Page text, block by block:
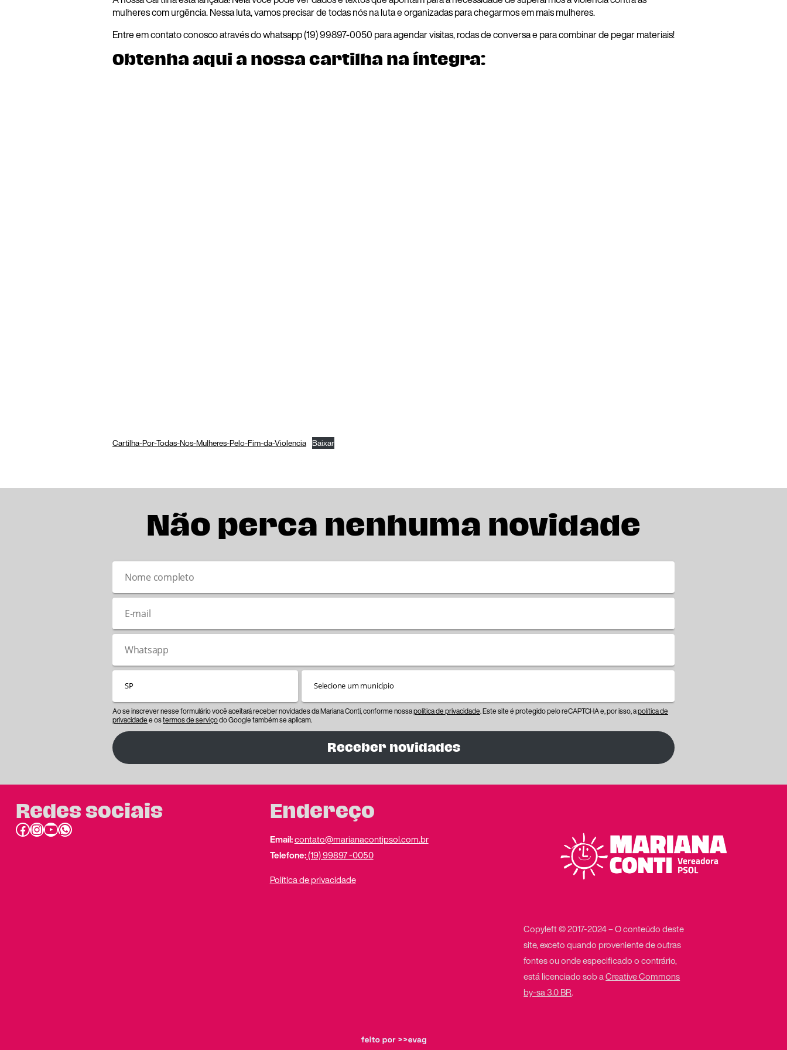
mulheres com urgência. Nessa luta, vamos precisar de todas nós na luta e organizadas para chegarmos em mais mulheres.
Entre em contato conosco através do whatsapp (19) 99897-0050 para agendar visitas, rodas de conversa e para combinar de pegar materiais!
Obtenha aqui a nossa cartilha na íntegra:
Cartilha-Por-Todas-Nos-Mulheres-Pelo-Fim-da-Violencia Baixar
Não perca nenhuma novidade
Ao se inscrever nesse formulário você aceitará receber novidades da Mariana Conti, conforme nossapolítica de privacidade. Este site é protegido pelo reCAPTCHA e, por isso, apolítica de
privacidadee ostermos de serviçodo Google também se aplicam.
Receber novidades
Redes sociais
Facebook InstagramYoutube link do whatsapp
Endereço
Email:contato@marianacontipsol.com.br
Telefone:(19) 99897 -0050
Política de privacidade
Copyleft © 2017-2024 – O conteúdo deste
site, exceto quando proveniente de outras
fontes ou onde especificado o contrário,
está licenciado sob aCreative Commons
by-sa 3.0 BR.